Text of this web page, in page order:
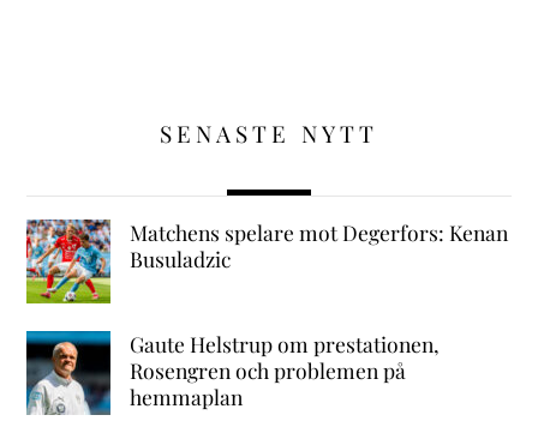
SENASTE NYTT
Matchens spelare mot Degerfors: Kenan
Busuladzic
Gaute Helstrup om prestationen,
Rosengren och problemen på
hemmaplan